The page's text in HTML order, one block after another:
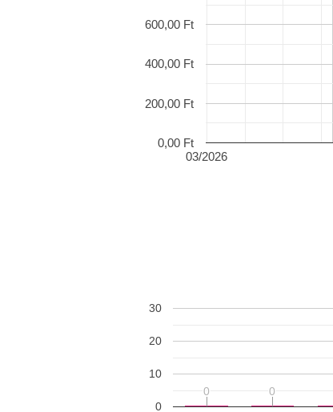
03/2026
0,00 Ft
200,00 Ft
400,00 Ft
600,00 Ft
0
10
20
30
0
0 0
0